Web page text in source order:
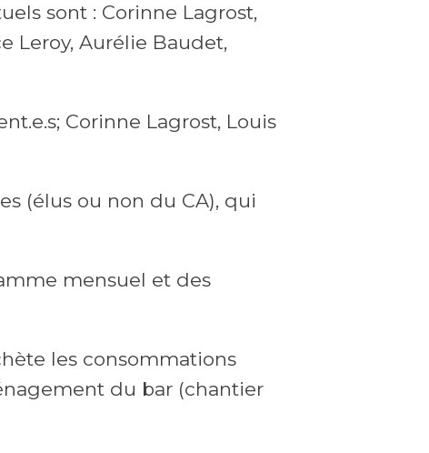
sont : Corinne Lagrost,
Leroy, Aurélie Baudet,
Corinne Lagrost, Louis
(élus ou non du CA), qui
mensuel et des
les consommations
du bar (chantier